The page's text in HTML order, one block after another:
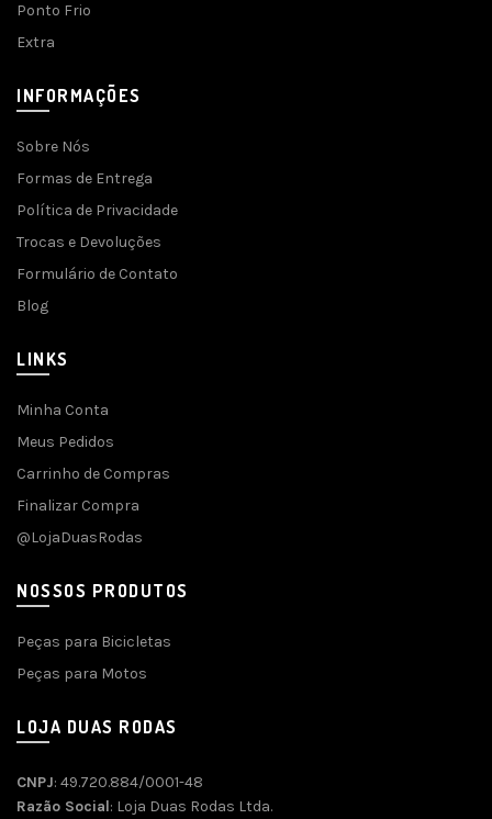
Ponto Frio
Extra
INFORMAÇÕES
Sobre Nós
Formas de Entrega
Política de Privacidade
Trocas e Devoluções
Formulário de Contato
Blog
LINKS
Minha Conta
Meus Pedidos
Carrinho de Compras
Finalizar Compra
@LojaDuasRodas
NOSSOS PRODUTOS
Peças para Bicicletas
Peças para Motos
LOJA DUAS RODAS
CNPJ: 49.720.884/0001-48
Razão Social: Loja Duas Rodas Ltda.